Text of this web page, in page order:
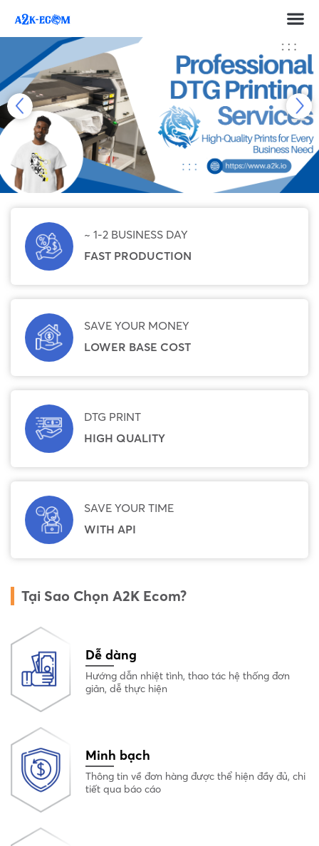
~ 1-2 BUSINESS DAY
FAST PRODUCTION
SAVE YOUR MONEY
LOWER BASE COST
DTG PRINT
HIGH QUALITY
SAVE YOUR TIME
WITH API
Tại Sao Chọn A2K Ecom?
Dễ dàng
Hướng dẫn nhiệt tình, thao tác hệ thống đơn
giản, dễ thực hiện
Minh bạch
Thông tin về đơn hàng được thể hiện đầy đủ, chi
tiết qua báo cáo